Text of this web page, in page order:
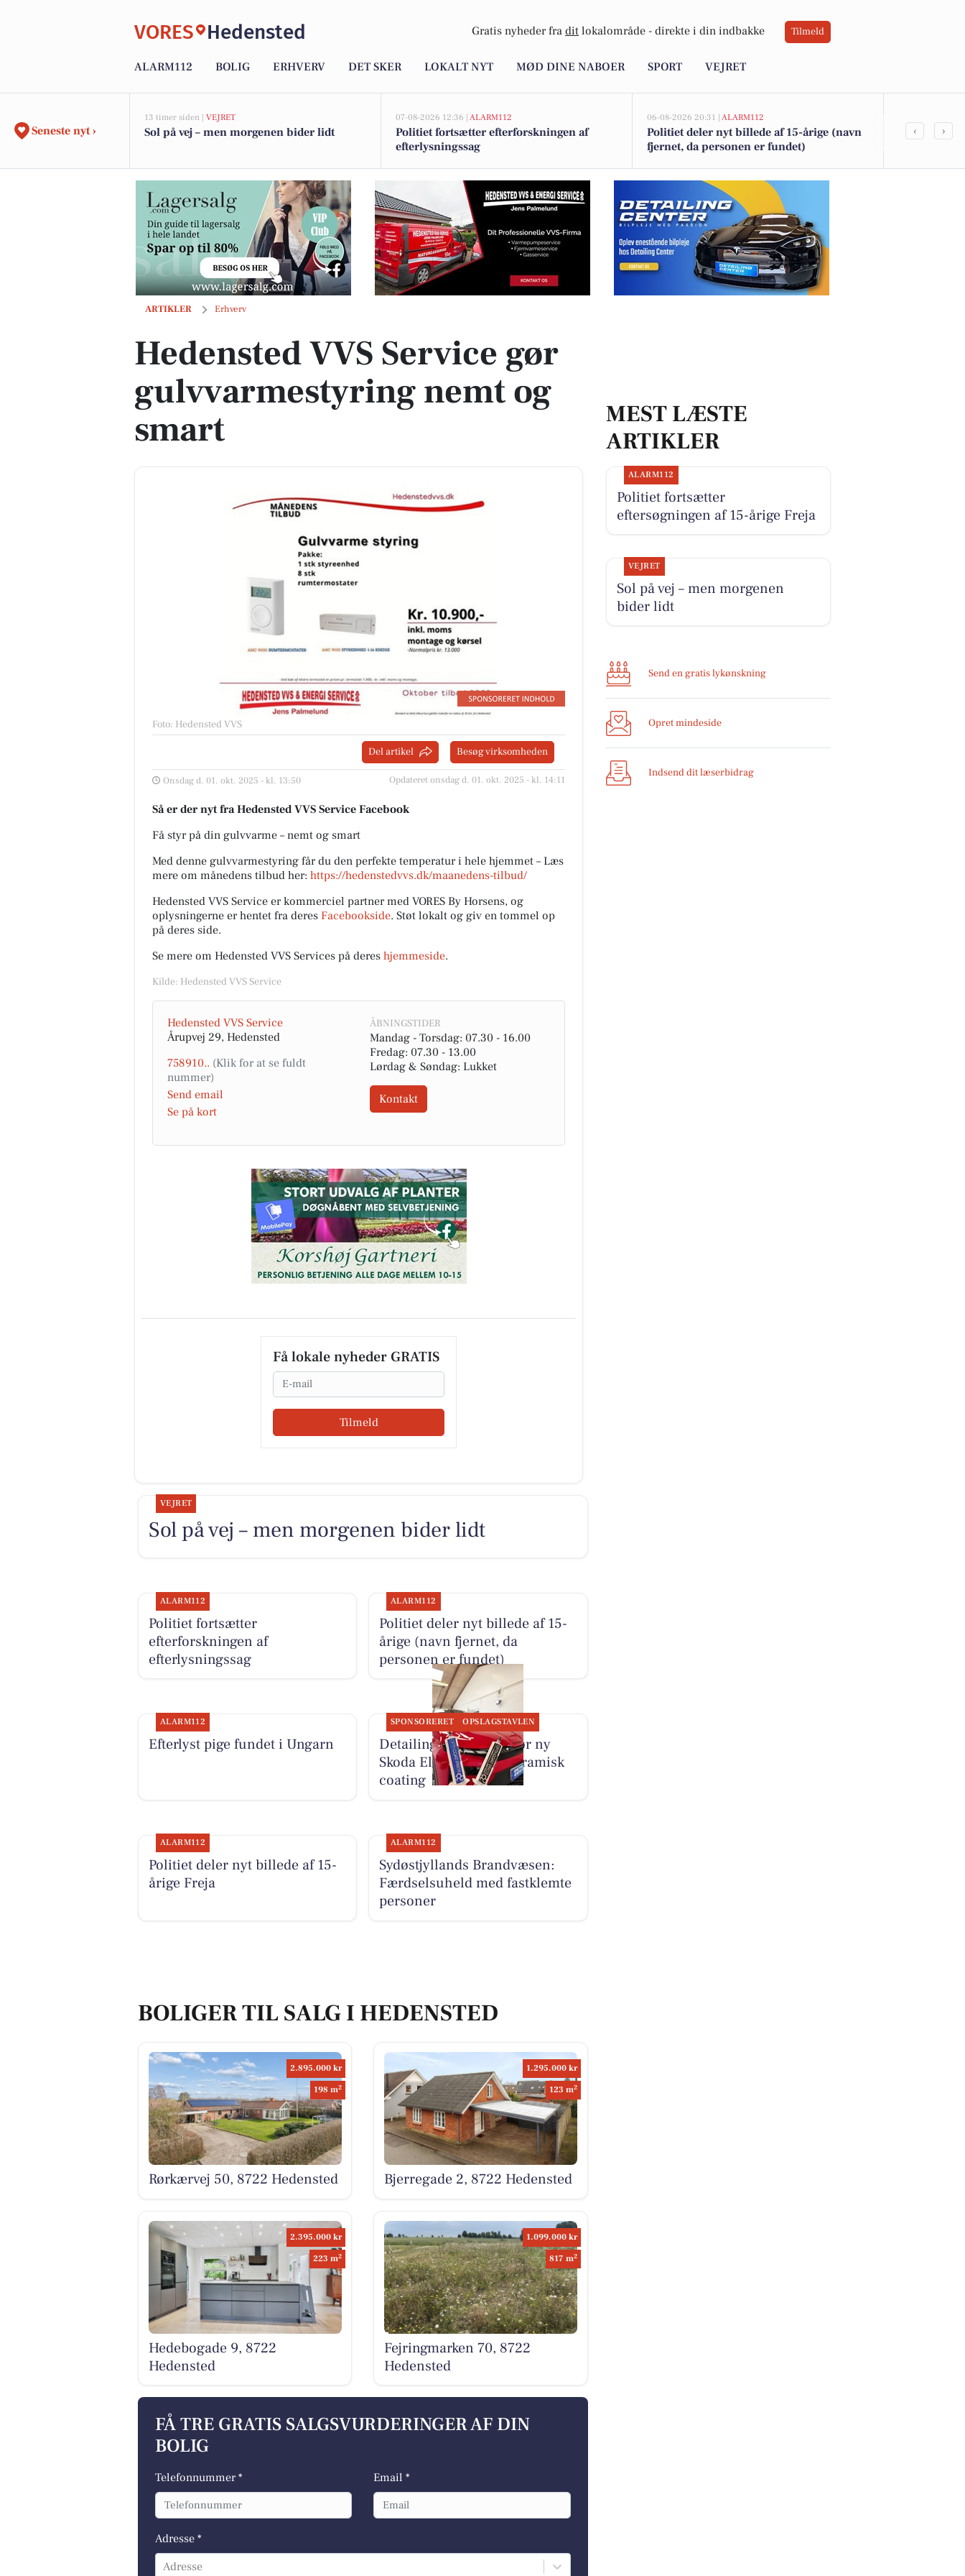
VORES Hedensted Gratis nyheder fra dit lokalområde - direkte i din indbakke Tilmeld
ALARM112 BOLIG ERHVERV DET SKER LOKALT NYT MØD DINE NABOER SPORT VEJRET
Seneste nyt ›
13 timer siden | VEJRET
Sol på vej – men morgenen bider lidt
07-08-2026 12:36 | ALARM112
Politiet fortsætter efterforskningen af
efterlysningssag
06-08-2026 20:31 | ALARM112
Politiet deler nyt billede af 15-årige (navn
fjernet, da personen er fundet)
Efterlyst
‹ ›
ARTIKLER Erhverv
Hedensted VVS Service gør gulvvarmestyring nemt og smart
Hedensted VVS Service gør
gulvvarmestyring nemt og
smart
Foto: Hedensted VVS
Del artikel Besøg virksomheden
Onsdag d. 01. okt. 2025 - kl. 13:50 Opdateret onsdag d. 01. okt. 2025 - kl. 14:11
Så er der nyt fra Hedensted VVS Service Facebook
Få styr på din gulvvarme – nemt og smart
Med denne gulvvarmestyring får du den perfekte temperatur i hele hjemmet – Læs
mere om månedens tilbud her: https://hedenstedvvs.dk/maanedens-tilbud/
Hedensted VVS Service er kommerciel partner med VORES By Horsens, og
oplysningerne er hentet fra deres Facebookside. Støt lokalt og giv en tommel op
på deres side.
Se mere om Hedensted VVS Services på deres hjemmeside.
Kilde: Hedensted VVS Service
Hedensted VVS Service
Årupvej 29, Hedensted
758910..
Send email
Se på kort
ÅBNINGSTIDER
Mandag - Torsdag: 07.30 - 16.00
Fredag: 07.30 - 13.00
Lørdag & Søndag: Lukket
Kontakt
Få lokale nyheder GRATIS
Email
Tilmeld
MEST LÆSTE
ARTIKLER
ALARM112
Politiet fortsætter
eftersøgningen af 15-årige Freja
VEJRET
Sol på vej – men morgenen
bider lidt
Send en gratis lykønskning
Opret mindeside
Indsend dit læserbidrag
VEJRET
Sol på vej – men morgenen bider lidt
ALARM112
Politiet fortsætter
efterforskningen af
efterlysningssag
ALARM112
Politiet deler nyt billede af 15-
årige (navn fjernet, da
personen er fundet)
ALARM112
Efterlyst pige fundet i Ungarn
SPONSORERET OPSLAGSTAVLEN
Detailing Center klargør ny
Skoda Elroq RS med keramisk
coating
ALARM112
Politiet deler nyt billede af 15-
årige Freja
ALARM112
Sydøstjyllands Brandvæsen:
Færdselsuheld med fastklemte
personer
BOLIGER TIL SALG I HEDENSTED
2.895.000 kr
198 m2
Rørkærvej 50, 8722 Hedensted
1.295.000 kr
123 m2
Bjerregade 2, 8722 Hedensted
2.395.000 kr
223 m2
Hedebogade 9, 8722
Hedensted
1.099.000 kr
817 m2
Fejringmarken 70, 8722
Hedensted
FÅ TRE GRATIS SALGSVURDERINGER AF DIN
BOLIG
Telefonnummer * Email *
Adresse *
Adresse